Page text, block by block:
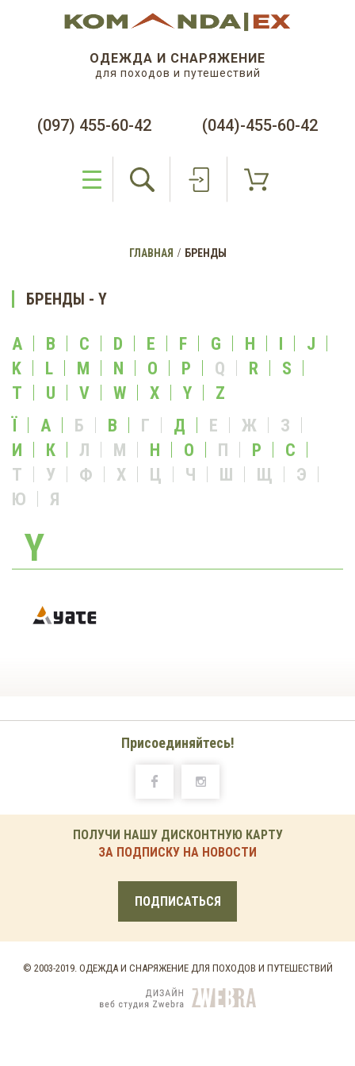
ОДЕЖДА И СНАРЯЖЕНИЕ
для походов и путешествий
(097) 455-60-42 (044)-455-60-42
ГЛАВНАЯ БРЕНДЫ
БРЕНДЫ - Y
A B C D E F G H I
J
K
L M N O P Q R
S
T
U V W X Y
Z
Ї
А Б В Г Д Е Ж
З
И
К Л М Н О П Р
С
Т
У Ф Х Ц Ч Ш Щ
Э
Ю
Я
Y
Присоединяйтесь!
ПОЛУЧИ НАШУ ДИСКОНТНУЮ КАРТУ
ЗА ПОДПИСКУ НА НОВОСТИ
ПОДПИСАТЬСЯ
© 2003-2019. ОДЕЖДА И СНАРЯЖЕНИЕ ДЛЯ ПОХОДОВ И ПУТЕШЕСТВИЙ